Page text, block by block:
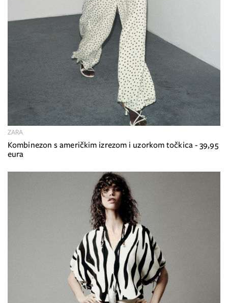
Kombinezon s američkim izrezom i uzorkom točkica - 39,95
eura
ZARA